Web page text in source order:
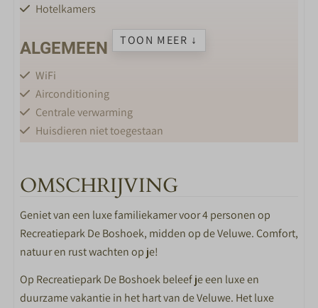
Hotelkamers
ALGEMEEN
WiFi
Airconditioning
Centrale verwarming
Huisdieren niet toegestaan
Rustig gelegen
Veel zon
WOONKAMER
Flatscreen TV
TOON MEER ↓
OMSCHRIJVING
Geniet van een luxe familiekamer voor 4 personen op
Recreatiepark De Boshoek, midden op de Veluwe. Comfort,
natuur en rust wachten op je!
Op Recreatiepark De Boshoek beleef je een luxe en
duurzame vakantie in het hart van de Veluwe. Het luxe